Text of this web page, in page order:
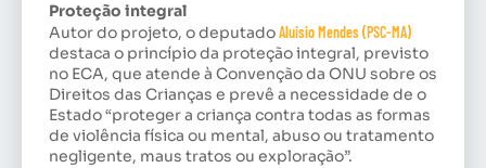
Proteção integral
Autor do projeto, o deputadoAluisio Mendes (PSC-MA)
destaca o princípio da proteção integral, previsto
no ECA, que atende à Convenção da ONU sobre os
Direitos das Crianças e prevê a necessidade de o
Estado “proteger a criança contra todas as formas
de violência física ou mental, abuso ou tratamento
negligente, maus tratos ou exploração”.